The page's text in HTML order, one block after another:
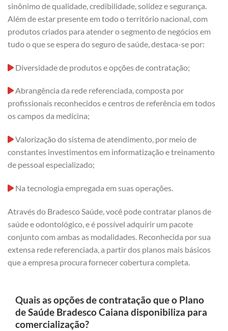
sinônimo de qualidade, credibilidade, solidez e segurança.
Além de estar presente em todo o território nacional, com
produtos criados para atender o segmento de negócios em
tudo o que se espera do seguro de saúde, destaca-se por:
Diversidade de produtos e opções de contratação;
Abrangência da rede referenciada, composta por
profissionais reconhecidos e centros de referência em todos
os campos da medicina;
Valorização do sistema de atendimento, por meio de
constantes investimentos em informatização e treinamento
de pessoal especializado;
Na tecnologia empregada em suas operações.
Através do Bradesco Saúde, você pode contratar planos de
saúde e odontológico, e é possível adquirir um pacote
conjunto com ambas as modalidades. Reconhecida por sua
extensa rede referenciada, a partir dos planos mais básicos
que a empresa procura fornecer cobertura completa.
Quais as opções de contratação que o Plano
de Saúde Bradesco Caiana disponibiliza para
comercialização?